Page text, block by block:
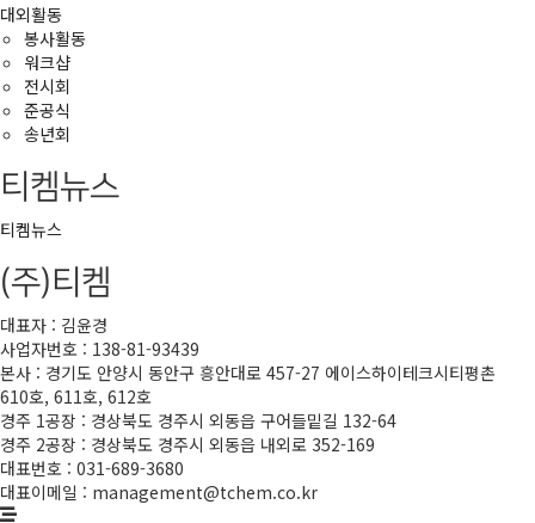
대외활동
봉사활동
워크샵
전시회
준공식
송년회
티켐뉴스
티켐뉴스
(주)티켐
대표자 : 김윤경
사업자번호 : 138-81-93439
본사 : 경기도 안양시 동안구 흥안대로 457-27 에이스하이테크시티평촌
610호, 611호, 612호
경주 1공장 : 경상북도 경주시 외동읍 구어들밑길 132-64
경주 2공장 : 경상북도 경주시 외동읍 내외로 352-169
대표번호 : 031-689-3680
대표이메일 : management@tchem.co.kr